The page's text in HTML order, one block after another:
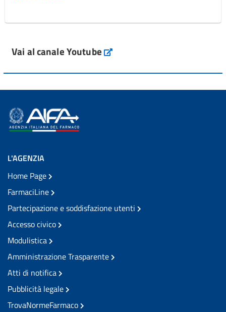
Vai al canale Youtube
L'AGENZIA
Home Page
FarmaciLine
Partecipazione e soddisfazione utenti
Accesso civico
Modulistica
Amministrazione Trasparente
Atti di notifica
Pubblicità legale
TrovaNormeFarmaco